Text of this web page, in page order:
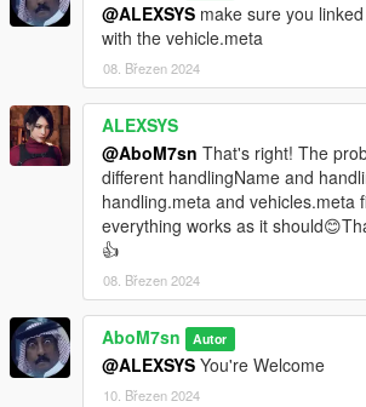
@ALEXSYS make sure you
with the vehicle.meta
08. Březen 2024
ALEXSYS
@AboM7sn That's right! The
different handlingName and
handling.meta and vehicles.meta
everything works as it
👍
08. Březen 2024
AboM7sn Autor
@ALEXSYS You're Welcome
10. Březen 2024